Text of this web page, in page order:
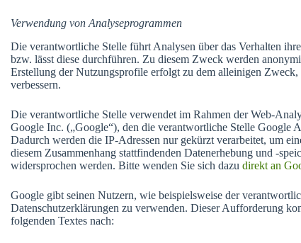
Verwendung von Analyseprogrammen
Die verantwortliche Stelle führt Analysen über das Verhalten
bzw. lässt diese durchführen. Zu diesem Zweck werden
Erstellung der Nutzungsprofile erfolgt zu dem alleinigen
verbessern.
Die verantwortliche Stelle verwendet im Rahmen der Web-
Google Inc. („Google“), den die verantwortliche Stelle Google
Dadurch werden die IP-Adressen nur gekürzt verarbeitet, um
diesem Zusammenhang stattfindenden Datenerhebung und -
widersprochen werden. Bitte wenden Sie sich dazu direkt an
Google gibt seinen Nutzern, wie beispielsweise der
Datenschutzerklärungen zu verwenden. Dieser Aufforderung
folgenden Textes nach: